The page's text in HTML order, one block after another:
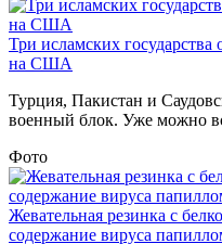
ВС России ударили по
промышленности и складу
ночью нанесли групповой
промышленности и складу
Минобороны России.
Российской Федерации
В России с 1 марта 2027
переводах при